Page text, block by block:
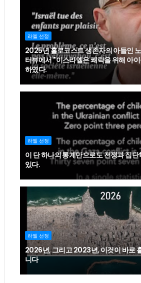
라엘 선정
2025년 홀로코스트 생존자의 아들인
터뷰에서 "이스라엘은 쾌락을 위해 아
하였다.
라엘 선정
이 단 하나의 통계만으로도 전쟁과 집
있다.
라엘 선정
2026년, 그리고 2023년, 이것이 바로
니다